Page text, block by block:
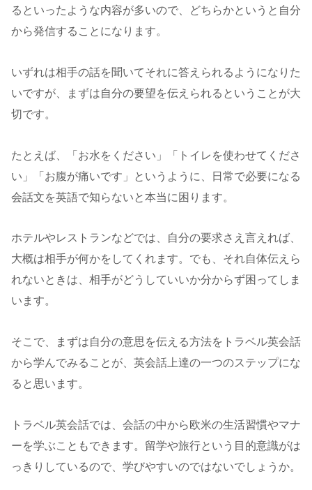
るといったような内容が多いので、どちらかというと自分
から発信することになります。
いずれは相手の話を聞いてそれに答えられるようになりた
いですが、まずは自分の要望を伝えられるということが大
切です。
たとえば、「お水をください」「トイレを使わせてくださ
い」「お腹が痛いです」というように、日常で必要になる
会話文を英語で知らないと本当に困ります。
ホテルやレストランなどでは、自分の要求さえ言えれば、
大概は相手が何かをしてくれます。でも、それ自体伝えら
れないときは、相手がどうしていいか分からず困ってしま
います。
そこで、まずは自分の意思を伝える方法をトラベル英会話
から学んでみることが、英会話上達の一つのステップにな
ると思います。
トラベル英会話では、会話の中から欧米の生活習慣やマナ
ーを学ぶこともできます。留学や旅行という目的意識がは
っきりしているので、学びやすいのではないでしょうか。